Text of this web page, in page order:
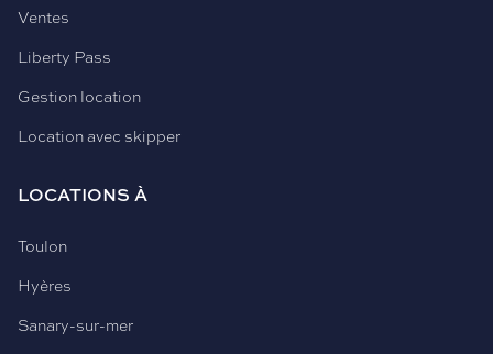
Ventes
Liberty Pass
Gestion location
Location avec skipper
LOCATIONS À
Toulon
Hyères
Sanary-sur-mer